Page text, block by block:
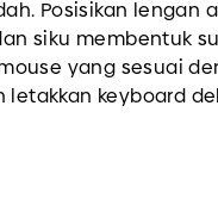
Posisikan lengan
siku membentuk
yang sesuai
keyboard